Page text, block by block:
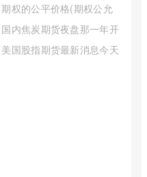
期权的公平价格(期权公允
国内焦炭期货夜盘那一年开
美国股指期货最新消息今天